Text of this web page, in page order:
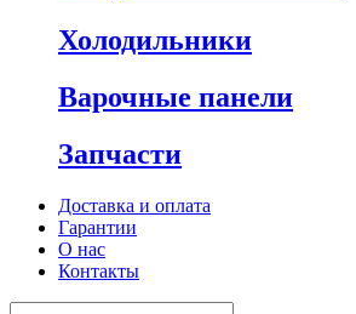
Холодильники
Варочные панели
Запчасти
Доставка и оплата
Гарантии
О нас
Контакты